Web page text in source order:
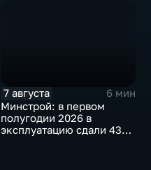
7 августа
6 мин
Минстрой: в первом
полугодии 2026 в
эксплуатацию сдали 43